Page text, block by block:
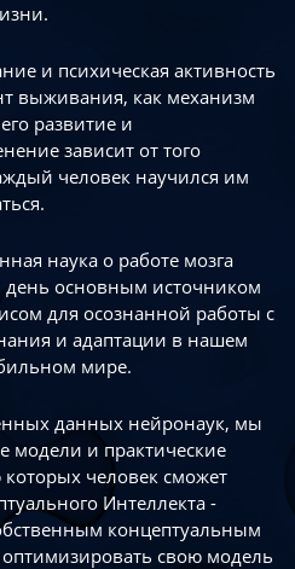
и психическая активность
выживания, как механизм
развитие и
зависит от того
человек научился им
наука о работе мозга
день основным источником
для осознанной работы с
и адаптации в нашем
мире.
данных нейронаук, мы
модели и практические
человек сможет
Интеллекта -
концептуальным
свою модель